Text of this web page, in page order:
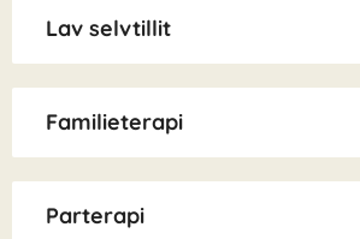
Lav selvtillit
Familieterapi
Parterapi